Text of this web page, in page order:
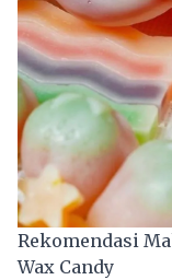
Rekomendasi
Wax Candy